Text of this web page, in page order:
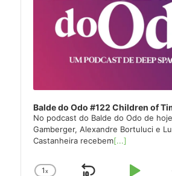
Balde do Odo #122 Children of
No podcast do Balde do Odo de
Gamberger, Alexandre Bortuluci e
Castanheira recebem[...]
1x